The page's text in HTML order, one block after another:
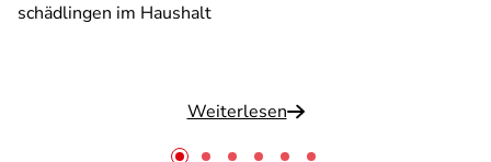
schädlingen im Haushalt
Weiterlesen